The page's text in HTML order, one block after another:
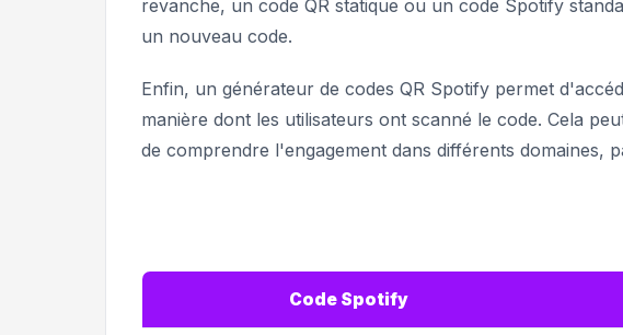
revanche, un code QR statique ou un code Spotify
un nouveau code.
Enfin, un générateur de codes QR Spotify permet
manière dont les utilisateurs ont scanné le code. Cela
de comprendre l'engagement dans différents domaines,
Code Spotify